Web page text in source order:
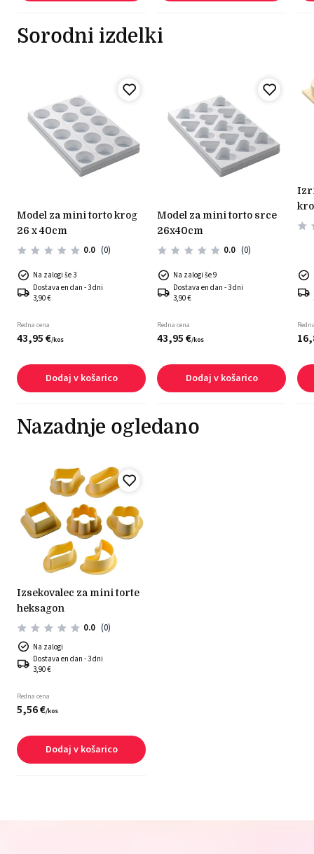
Sorodni izdelki
model za mini torto krog
26 x 40cm
0.0 (0)
Na zalogi še 3
Dostava en dan - 3 dni
3,90 €
Redna cena
43,95€/kos
Dodaj v košarico
model za mini torto srce
26x40cm
0.0 (0)
Na zalogi še 9
Dostava en dan - 3 dni
3,90 €
Redna cena
43,95€/kos
Dodaj v košarico
izrivalnik za mini torte
16,
Nazadnje ogledano
izsekovalec za mini torte
heksagon
0.0 (0)
Na zalogi
Dostava en dan - 3 dni
3,90 €
Redna cena
5,56€/kos
Dodaj v košarico